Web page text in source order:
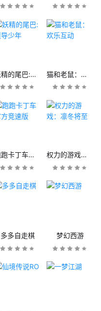
妖精的尾巴:魔导少年 猫和老鼠：欢乐互动
跑跑卡丁车官方竞速版 权力的游戏：凛冬将至
多多自走棋 梦幻西游